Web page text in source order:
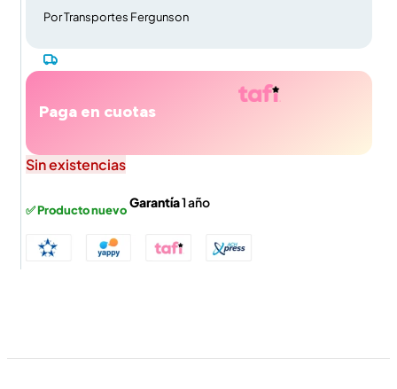
Por Transportes Fergunson
Paga en cuotas
Sin existencias
✅ Producto nuevoGarantía1 año